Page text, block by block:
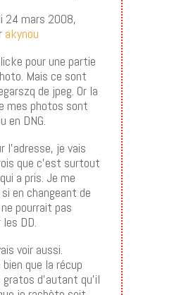
24 mars 2008,
akynou
pour une partie
Mais ce sont
de jpeg. Or la
mes photos sont
en DNG.
l’adresse, je vais
que c’est surtout
a pris. Je me
en changeant de
pourrait pas
DD.
voir aussi.
bien que la récup
gratos d’autant qu’il